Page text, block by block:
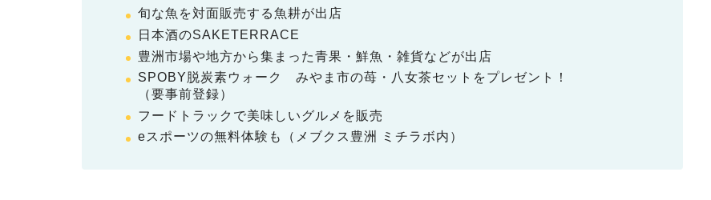
旬な魚を対面販売する魚耕が出店
日本酒のSAKETERRACE
豊洲市場や地方から集まった青果・鮮魚・雑貨などが出店
SPOBY脱炭素ウォーク みやま市の苺・八女茶セットをプレゼント！
（要事前登録）
フードトラックで美味しいグルメを販売
eスポーツの無料体験も（メブクス豊洲 ミチラボ内）